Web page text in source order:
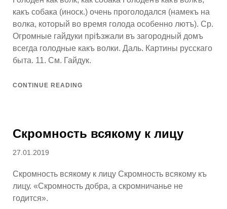
какъ собака (иноск.) очень проголодался (намекъ на
волка, который во время голода особенно лютъ). Ср.
Огромные гайдуки пріѣзжали въ загородный домъ
всегда голодные какъ волки. Даль. Картины русскаго
быта. 11. См. Гайдук.
CONTINUE READING
Скромность всякому к лицу
Posted
27.01.2019
Скромность всякому к лицу Скромность всякому къ
лицу. «Скромность добра, а скромничанье не
годится».